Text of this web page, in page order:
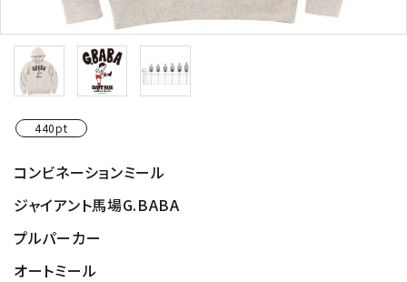
440pt
コンビネーションミール
ジャイアント馬場G.BABA
プルパーカー
オートミール